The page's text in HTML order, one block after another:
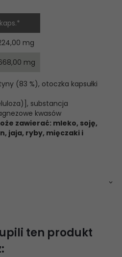
mg
mg
(83 %), otoczka kapsułki
substancja
kwasów
zawierać: mleko, soję,
jaja, ryby, mięczaki i
ten produkt